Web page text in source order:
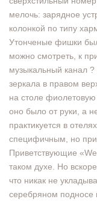
мелочь: зарядное
колонкой по типу
Утонченые фишки
можно смотреть, к
музыкальный канал ?
зеркала в правом
на столе
оно было от руки, а
практикуется в
специфичным, но
Приветствующие
таком духе. Но
что никак не
серебряном подносе